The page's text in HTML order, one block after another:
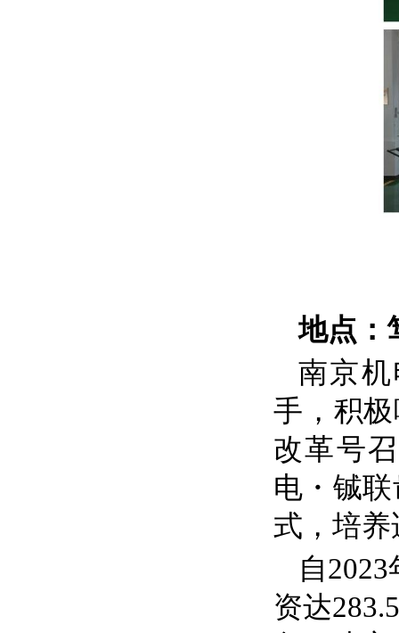
地点：
南京
手，积
改革号
电・铖
式，培
自2023
资达283.5